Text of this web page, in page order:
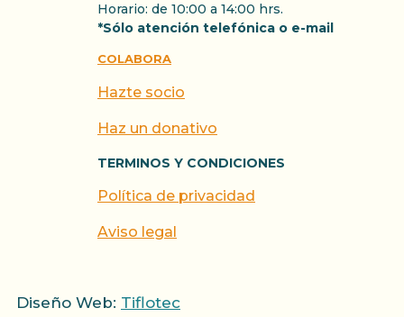
Horario: de 10:00 a 14:00 hrs.
*Sólo atención telefónica o e-mail
COLABORA
Hazte socio
Haz un donativo
TERMINOS Y CONDICIONES
Política de privacidad
Aviso legal
Diseño Web: Tiflotec